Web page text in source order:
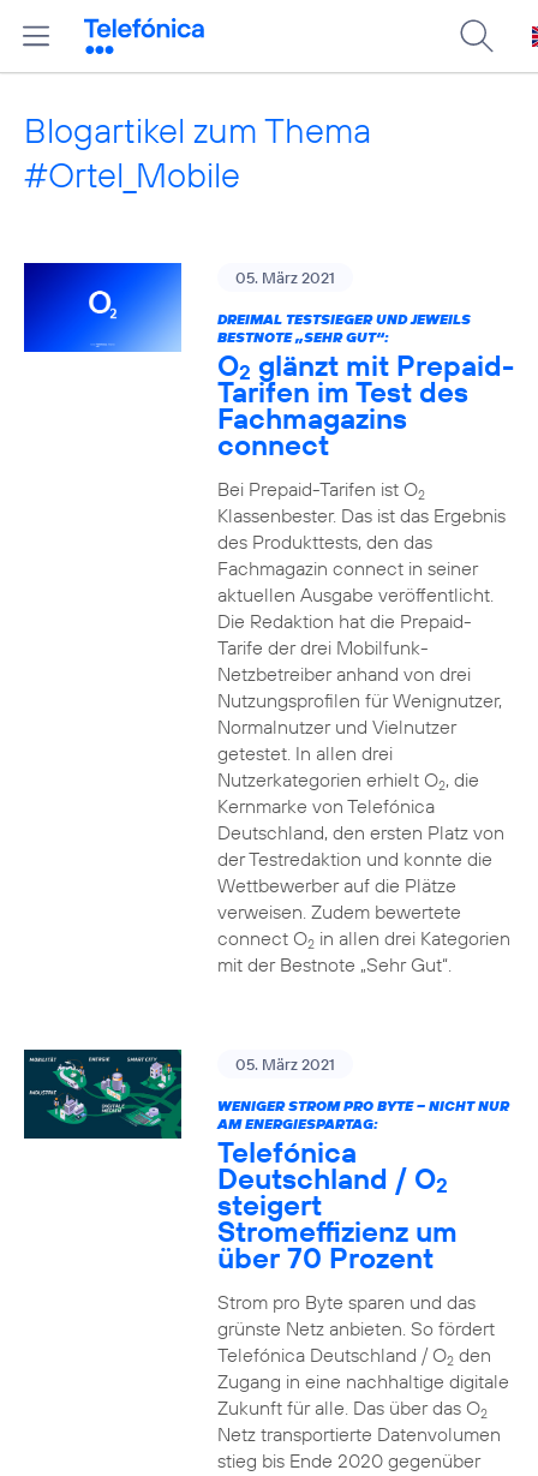
Blogartikel zum Thema
#Ortel_Mobile
05. März 2021
DREIMAL TESTSIEGER UND JEWEILS
BESTNOTE „SEHR GUT“:
O2 glänzt mit Prepaid-
Tarifen im Test des
Fachmagazins
connect
Bei Prepaid-Tarifen ist O2
Klassenbester. Das ist das Ergebnis
des Produkttests, den das
Fachmagazin connect in seiner
aktuellen Ausgabe veröffentlicht.
Die Redaktion hat die Prepaid-
Tarife der drei Mobilfunk-
Netzbetreiber anhand von drei
Nutzungsprofilen für Wenignutzer,
Normalnutzer und Vielnutzer
getestet. In allen drei
Nutzerkategorien erhielt O2, die
Kernmarke von Telefónica
Deutschland, den ersten Platz von
der Testredaktion und konnte die
Wettbewerber auf die Plätze
verweisen. Zudem bewertete
connect O2in allen drei Kategorien
mit der Bestnote „Sehr Gut“.
05. März 2021
WENIGER STROM PRO BYTE – NICHT NUR
AM ENERGIESPARTAG:
Telefónica
Deutschland / O2
steigert
Stromeffizienz um
über 70 Prozent
Strom pro Byte sparen und das
grünste Netz anbieten. So fördert
Telefónica Deutschland / O2den
Zugang in eine nachhaltige digitale
Zukunft für alle. Das über das O2
Netz transportierte Datenvolumen
stieg bis Ende 2020 gegenüber